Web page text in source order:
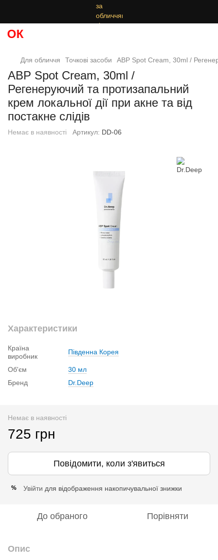
Для обличчя Точкові засоби ABP Spot Cream, 30ml /
ABP Spot Cream, 30ml /
Регенеруючий та протизапальний
крем локальної дії при акне та від
постакне слідів
Немає в наявності Артикул: DD-06
Характеристики
Країна
виробник
Південна Корея
Об'єм
30 мл
Бренд
Dr.Deep
Немає в наявності
725 грн
Повідомити, коли з'явиться
% Увійти для відображення накопичувальної знижки
До обраного Порівняти
Опис